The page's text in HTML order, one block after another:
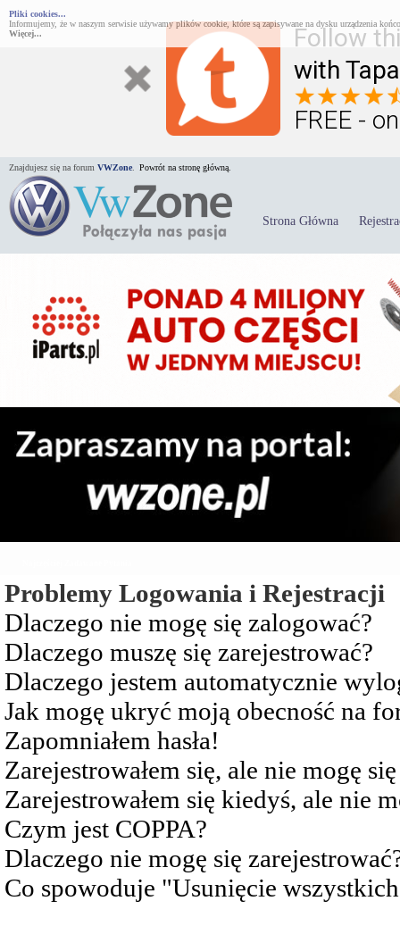
Follow
with
FREE -
Pliki cookies...
Informujemy, że w naszym serwisie używamy plików cookie, które są zapisywane na dysku urządzenia
Więcej...
Znajdujesz się na forum VWZone Powrót na stronę główną.
Strona Główna
Problemy Logowania i Rejestracji
Dlaczego nie mogę się zalogować?
Dlaczego muszę się zarejestrować?
Dlaczego jestem automatycznie
Jak mogę ukryć moją obecność na
Zapomniałem hasła!
Zarejestrowałem się, ale nie mogę
Zarejestrowałem się kiedyś, ale nie
Czym jest COPPA?
Dlaczego nie mogę się
Co spowoduje "Usunięcie